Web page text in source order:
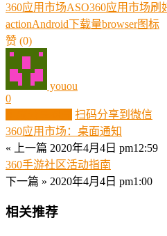
360应用市场ASO360应用市场刷
actionAndroid下载量browser图标
赞 (0)
youou
0
扫码分享到微信
360应用市场：桌面通知
« 上一篇 2020年4月4日 pm12:59
360手游社区活动指南
下一篇 » 2020年4月4日 pm1:00
相关推荐